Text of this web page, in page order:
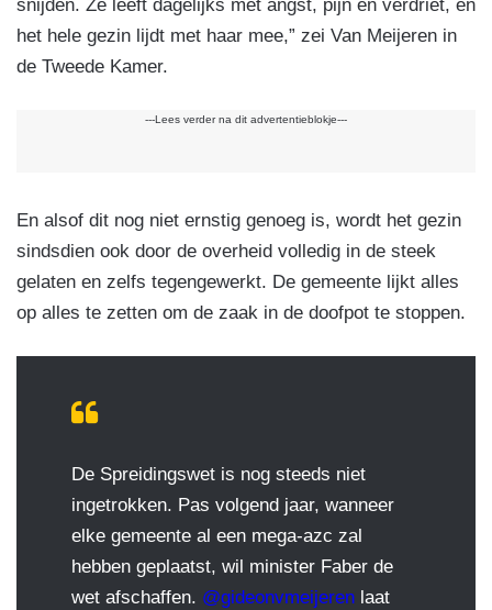
snijden. Ze leeft dagelijks met angst, pijn en verdriet, en
het hele gezin lijdt met haar mee,” zei Van Meijeren in
de Tweede Kamer.
---Lees verder na dit advertentieblokje---
En alsof dit nog niet ernstig genoeg is, wordt het gezin
sindsdien ook door de overheid volledig in de steek
gelaten en zelfs tegengewerkt. De gemeente lijkt alles
op alles te zetten om de zaak in de doofpot te stoppen.
De Spreidingswet is nog steeds niet
ingetrokken. Pas volgend jaar, wanneer
elke gemeente al een mega-azc zal
hebben geplaatst, wil minister Faber de
wet afschaffen. @gideonvmeijeren laat